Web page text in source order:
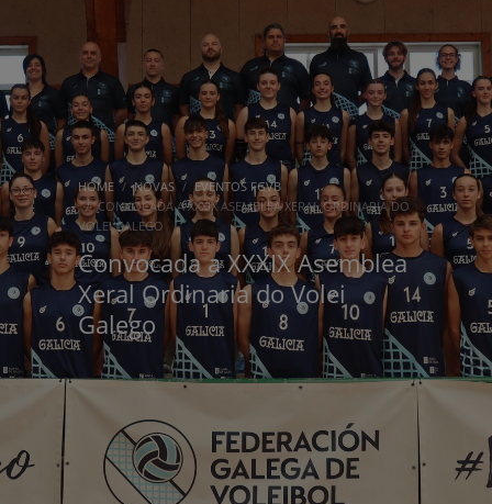
HOME NOVAS
EVENTOS FGVB
CONVOCADA A XXXIX ASEMBLEA XERAL ORDINARIA DO
VOLEI GALEGO
Convocada a XXXIX Asemblea
Xeral Ordinaria do Volei
Galego